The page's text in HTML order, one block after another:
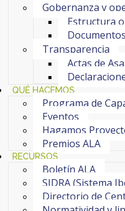
Gobernanza y
Estructura
Transparencia
Actas de
QUÉ HACEMOS
Programa de
Eventos
Hagamos
Premios ALA
RECURSOS
Boletín ALA
SIDRA (Sistema
Directorio de